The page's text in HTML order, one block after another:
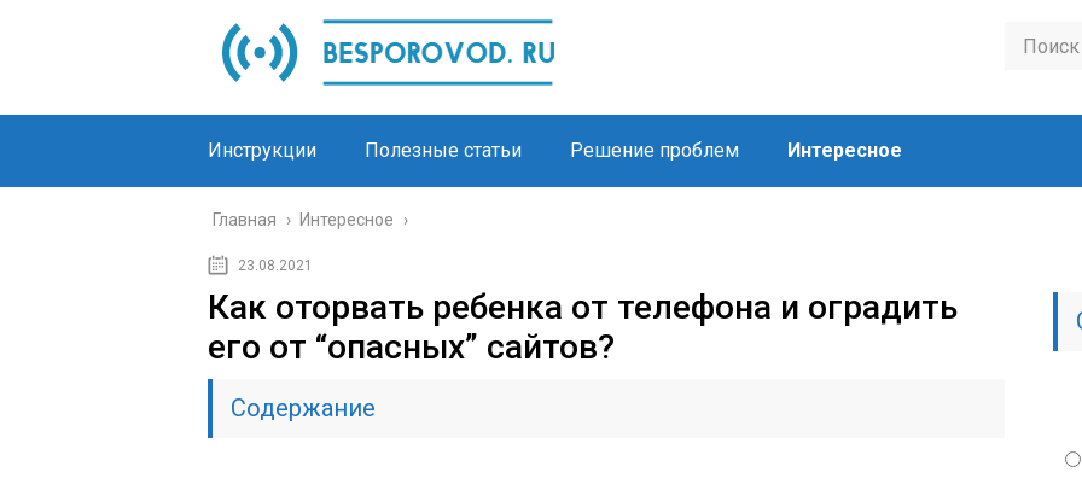
Инструкции Полезные статьи Решение проблем Интересное
Главная › Интересное ›
23.08.2021
Как оторвать ребенка от телефона и оградить
его от “опасных” сайтов?
Содержание